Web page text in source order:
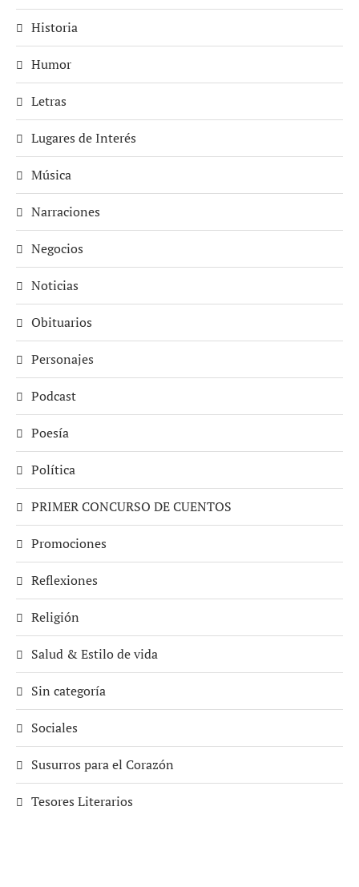
Historia
Humor
Letras
Lugares de Interés
Música
Narraciones
Negocios
Noticias
Obituarios
Personajes
Podcast
Poesía
Política
PRIMER CONCURSO DE CUENTOS
Promociones
Reflexiones
Religión
Salud & Estilo de vida
Sin categoría
Sociales
Susurros para el Corazón
Tesores Literarios